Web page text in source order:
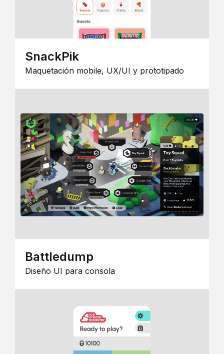
SnackPik
Maquetación mobile, UX/UI y prototipado
Battledump
Diseño UI para consola